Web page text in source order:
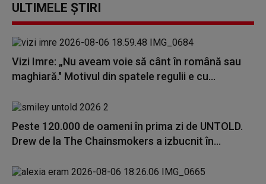
ULTIMELE ȘTIRI
Vizi Imre: „Nu aveam voie să cânt în română sau
maghiară." Motivul din spatele regulii e cu...
Peste 120.000 de oameni în prima zi de UNTOLD.
Drew de la The Chainsmokers a izbucnit în...